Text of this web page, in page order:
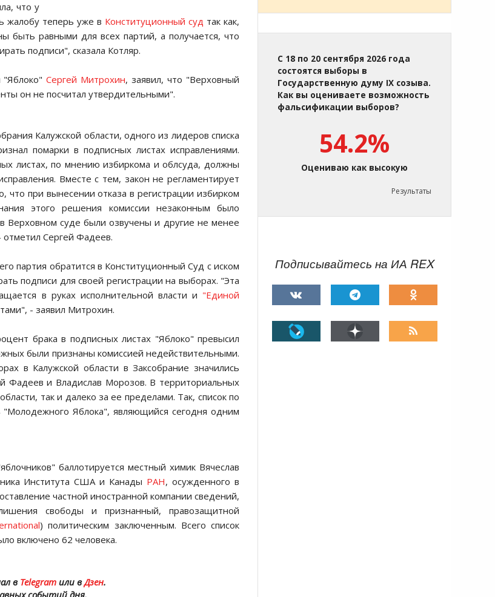
что у
жалобу теперь уже в Конституционный суд так как,
равными для всех партий, а получается, что
подписи", сказала Котляр.
"Яблоко"Сергей Митрохин, заявил, что "Верховный
он не посчитал утвердительными".
Калужской области, одного из лидеров списка
помарки в подписных листах исправлениями.
листах, по мнению избиркома и облсуда, должны
Вместе с тем, закон не регламентирует
что при вынесении отказа в регистрации избирком
этого решения комиссии незаконным было
Верховном суде были озвучены и другие не менее
Сергей Фадеев.
партия обратится в Конституционный Суд с иском
подписи для своей регистрации на выборах. "Эта
в руках исполнительной власти и "Единой
- заявил Митрохин.
брака в подписных листах "Яблоко" превысил
были признаны комиссией недействительными.
в Калужской области в Заксобрание значились
Фадеев и Владислав Морозов. В территориальных
так и далеко за ее пределами. Так, список по
Яблока", являющийся сегодня одним
баллотируется местный химик Вячеслав
Института США и Канады РАН, осужденного в
частной иностранной компании сведений,
свободы и признанный, правозащитной
) политическим заключенным. Всего список
включено 62 человека.
вTelegramили вДзен.
событий дня.
С 18 по 20 сентября 2026 года
состоятся выборы в
Государственную думу IX созыва.
Как вы оцениваете возможность
фальсификации выборов?
54.2%
Оцениваю как высокую
Результаты
Подписывайтесь на ИА REX